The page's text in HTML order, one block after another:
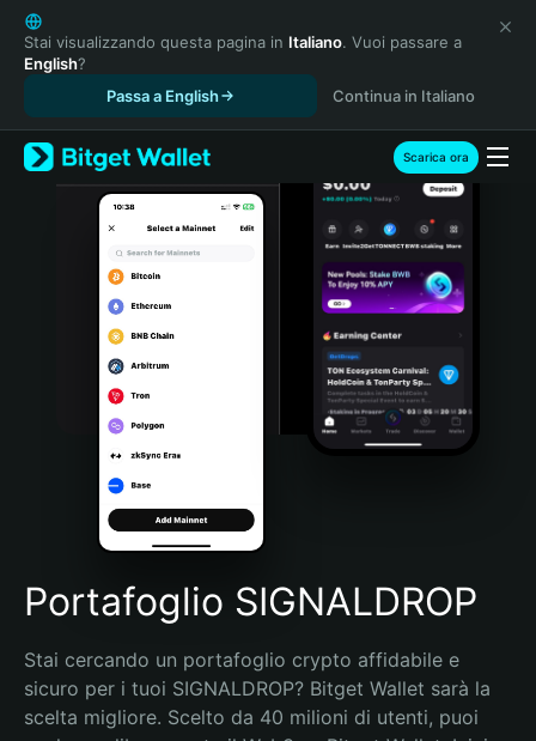
English
日本語
Tiếng Việt
Español (Latinoamérica)
Türkçe
Italiano
Português (Portugal)
Bahasa Indonesia
Português (Brasil)
Español (Argentina)
Stai visualizzando questa pagina in Italiano. Vuoi passare a
English?
Passa a English
Continua in Italiano
Scarica ora
Portafoglio SIGNALDROP
Stai cercando un portafoglio crypto affidabile e
sicuro per i tuoi SIGNALDROP? Bitget Wallet sarà la
scelta migliore. Scelto da 40 milioni di utenti, puoi